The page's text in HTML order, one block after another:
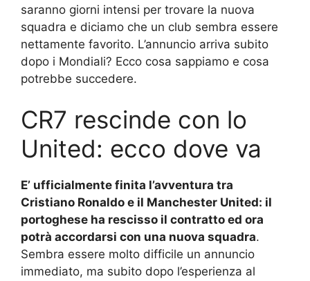
saranno giorni intensi per trovare la nuova
squadra e diciamo che un club sembra essere
nettamente favorito. L’annuncio arriva subito
dopo i Mondiali? Ecco cosa sappiamo e cosa
potrebbe succedere.
CR7 rescinde con lo
United: ecco dove va
E’ ufficialmente finita l’avventura tra
Cristiano Ronaldo e il Manchester United: il
portoghese ha rescisso il contratto ed ora
potrà accordarsi con una nuova squadra.
Sembra essere molto difficile un annuncio
immediato, ma subito dopo l’esperienza al